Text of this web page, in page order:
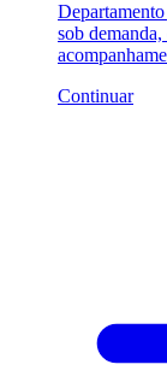
sob
Continuar